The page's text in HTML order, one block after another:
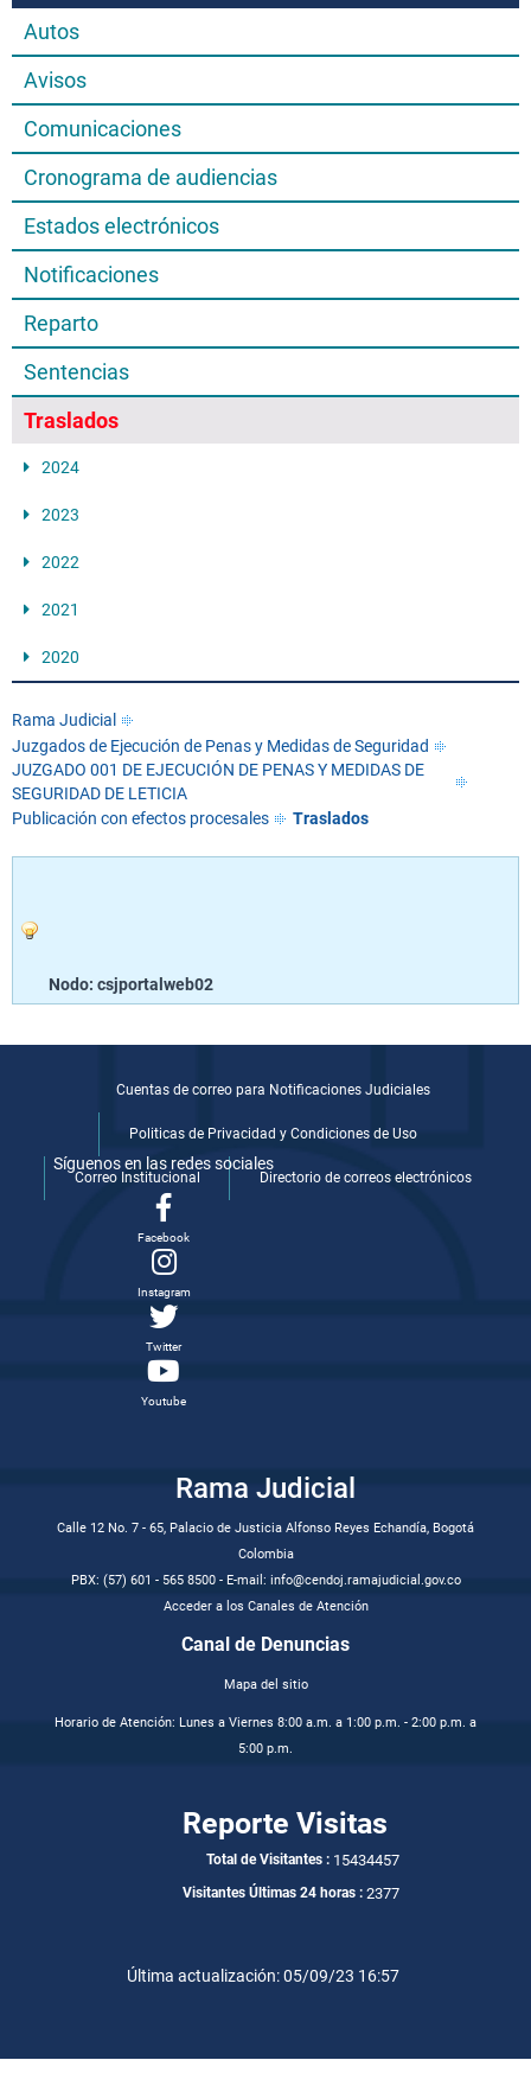
Autos
Avisos
Comunicaciones
Cronograma de audiencias
Estados electrónicos
Notificaciones
Reparto
Sentencias
Traslados
2024
2023
2022
2021
2020
Rama Judicial
Juzgados de Ejecución de Penas y Medidas de Seguridad
JUZGADO 001 DE EJECUCIÓN DE PENAS Y MEDIDAS DE
SEGURIDAD DE LETICIA
Publicación con efectos procesales
Traslados
Nodo: csjportalweb02
Cuentas de correo para Notificaciones Judiciales
Politicas de Privacidad y Condiciones de Uso
Correo Institucional Directorio de correos electrónicos
Síguenos en las redes sociales
Facebook
Instagram
Twitter
Youtube
Rama Judicial
Calle 12 No. 7 - 65, Palacio de Justicia Alfonso Reyes Echandía, Bogotá
Colombia
PBX: (57) 601 - 565 8500 - E-mail: info@cendoj.ramajudicial.gov.co
Acceder a los Canales de Atención
Canal de Denuncias
Mapa del sitio
Horario de Atención: Lunes a Viernes 8:00 a.m. a 1:00 p.m. - 2:00 p.m. a
5:00 p.m.
Reporte Visitas
Total de Visitantes : 15434457
Visitantes Últimas 24 horas : 2377
Última actualización: 05/09/23 16:57